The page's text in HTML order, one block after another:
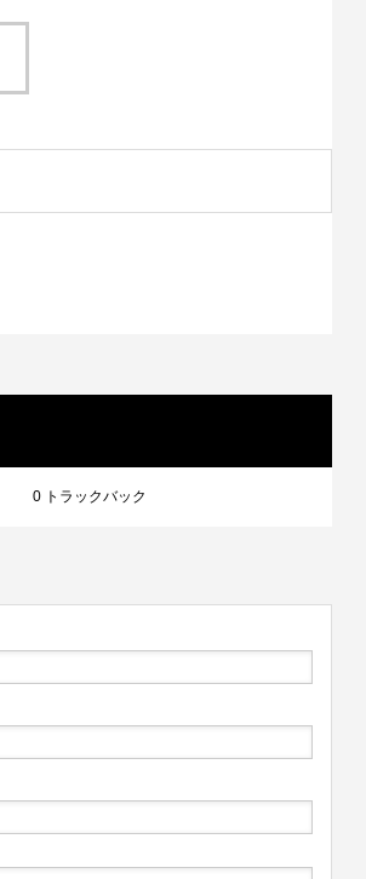
0 トラックバック